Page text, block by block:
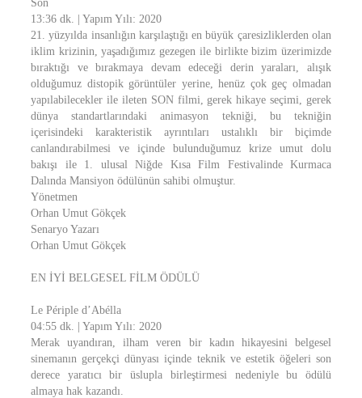
Son
13:36 dk. | Yapım Yılı: 2020
21. yüzyılda insanlığın karşılaştığı en büyük çaresizliklerden olan
iklim krizinin, yaşadığımız gezegen ile birlikte bizim üzerimizde
bıraktığı ve bırakmaya devam edeceği derin yaraları, alışık
olduğumuz distopik görüntüler yerine, henüz çok geç olmadan
yapılabilecekler ile ileten SON filmi, gerek hikaye seçimi, gerek
dünya standartlarındaki animasyon tekniği, bu tekniğin
içerisindeki karakteristik ayrıntıları ustalıklı bir biçimde
canlandırabilmesi ve içinde bulunduğumuz krize umut dolu
bakışı ile 1. ulusal Niğde Kısa Film Festivalinde Kurmaca
Dalında Mansiyon ödülünün sahibi olmuştur.
Yönetmen
Orhan Umut Gökçek
Senaryo Yazarı
Orhan Umut Gökçek
EN İYİ BELGESEL FİLM ÖDÜLÜ
Le Périple d’Abélla
04:55 dk. | Yapım Yılı: 2020
Merak uyandıran, ilham veren bir kadın hikayesini belgesel
sinemanın gerçekçi dünyası içinde teknik ve estetik öğeleri son
derece yaratıcı bir üslupla birleştirmesi nedeniyle bu ödülü
almaya hak kazandı.